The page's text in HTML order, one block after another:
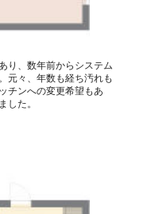
り、数年前からシステム
元々、年数も経ち汚れも
チンへの変更希望もあ
した。